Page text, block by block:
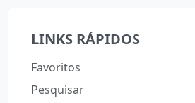
LINKS RÁPIDOS
Favoritos
Pesquisar